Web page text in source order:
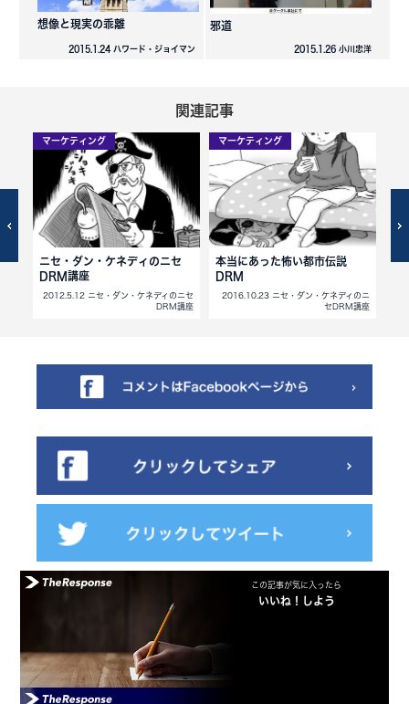
想像と現実の乖離
2015.1.24 ハワード・ジョイマン
邪道
2015.1.26 小川忠洋
関連記事
ィ
マーケティング
ニセ・ダン・ケネディのニセ
DRM講座
2012.5.12 ニセ・ダン・ケネディのニセ
DRM講座
マーケティング
本当にあった怖い都市伝説
DRM
2016.10.23 ニセ・ダン・ケネディのニ
セDRM講座
ア
この記事が気に入ったら
いいね！しよう